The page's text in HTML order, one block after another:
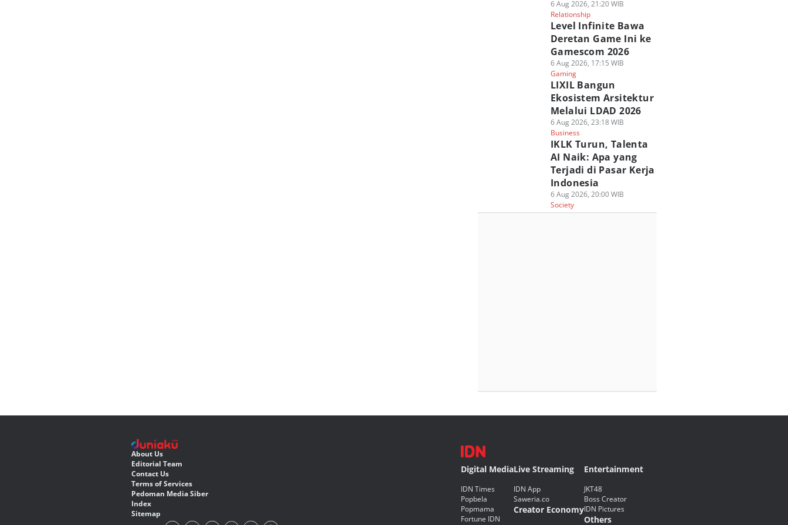
6 Aug 2026, 21:20 WIB
Relationship
Level Infinite Bawa
Deretan Game Ini ke
Gamescom 2026
6 Aug 2026, 17:15 WIB
Gaming
LIXIL Bangun
Ekosistem Arsitektur
Melalui LDAD 2026
6 Aug 2026, 23:18 WIB
Business
IKLK Turun, Talenta
AI Naik: Apa yang
Terjadi di Pasar Kerja
Indonesia
6 Aug 2026, 20:00 WIB
Society
About Us
Editorial Team
Contact Us
Terms of Services
Pedoman Media Siber
Index
Sitemap
Digital Media
IDN Times
Popbela
Popmama
Fortune IDN
Live Streaming
IDN App
Saweria.co
Creator Economy
Entertainment
JKT48
Boss Creator
IDN Pictures
Others